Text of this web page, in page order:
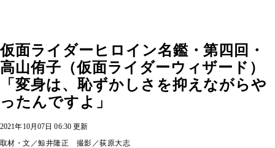
仮面ライダーヒロイン名鑑・第四回・
高山侑子（仮面ライダーウィザード）
「変身は、恥ずかしさを抑えながらや
ったんですよ」
2021年10月07日 06:30 更新
取材・文／鯨井隆正 撮影／荻原大志